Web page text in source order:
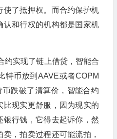
使了抵押权。而合约保护机
认和行权的机构都是国家机
约实现了链上借贷，智能合
特币放到AAVE或者COPM
跌破了清算价，智能合约
比现实更舒服，因为现实的
银行钱，它得去起诉你，然
，拍卖过程还可能流拍，